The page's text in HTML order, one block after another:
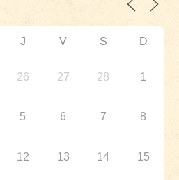
J V S D
26 27 28 1
5 6 7 8
12 13 14 15